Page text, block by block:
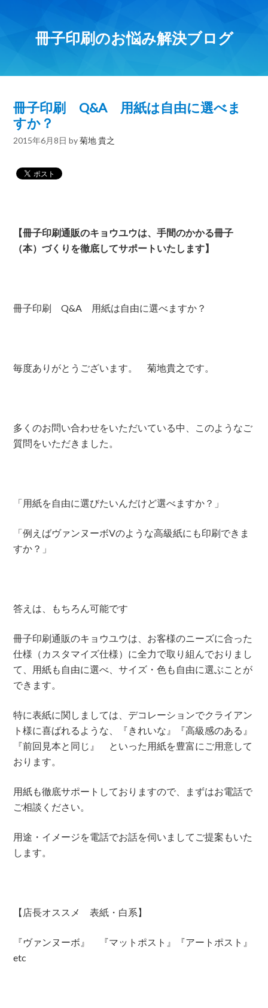
冊子印刷のお悩み解決ブログ
冊子印刷 Q&A 用紙は自由に選べま
すか？
2015年6月8日 by菊地 貴之
【冊子印刷通販のキョウユウは、手間のかかる冊子
（本）づくりを徹底してサポートいたします】
冊子印刷 Q&A 用紙は自由に選べますか？
毎度ありがとうございます。 菊地貴之です。
多くのお問い合わせをいただいている中、このようなご
質問をいただきました。
「用紙を自由に選びたいんだけど選べますか？」
「例えばヴァンヌーボVのような高級紙にも印刷できま
すか？」
答えは、もちろん可能です
冊子印刷通販のキョウユウは、お客様のニーズに合った
仕様（カスタマイズ仕様）に全力で取り組んでおりまし
て、用紙も自由に選べ、サイズ・色も自由に選ぶことが
できます。
特に表紙に関しましては、デコレーションでクライアン
ト様に喜ばれるような、『きれいな』『高級感のある』
『前回見本と同じ』 といった用紙を豊富にご用意して
おります。
用紙も徹底サポートしておりますので、まずはお電話で
ご相談ください。
用途・イメージを電話でお話を伺いましてご提案もいた
します。
【店長オススメ 表紙・白系】
『ヴァンヌーボ』 『マットポスト』『アートポスト』
etc